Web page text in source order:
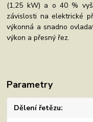
(1,25 kW) a o 40 %
závislosti na elektrické
výkonná a snadno
výkon a přesný řez.
Parametry
Dělení řetězu